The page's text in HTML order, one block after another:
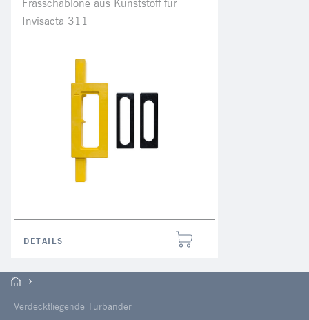
Frässchablone aus Kunststoff für
Invisacta 311
DETAILS
Verdecktliegende Türbänder